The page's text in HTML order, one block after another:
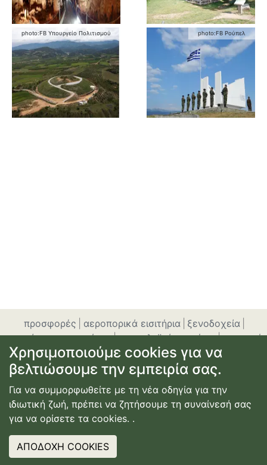
photo:FB Υπουργείο Πολιτισμού photo:FB Ρούπελ
προσφορές αεροπορικά εισιτήρια ξενοδοχεία
ενοικίαση αυτοκινήτου|ακτοπλοϊκά εισιτήρια|εγγραφή
ή σύνδεση|επικοινωνία|όροι χρήσης| πολιτική
απορρήτου
© Copyright
2026
Κατασκευή Ιστοσελίδας
Webdimension
Χρησιμοποιούμε cookies για να
βελτιώσουμε την εμπειρία σας.
Για να συμμορφωθείτε με τη νέα οδηγία για την
ιδιωτική ζωή, πρέπει να ζητήσουμε τη συναίνεσή σας
για να ορίσετε τα cookies. .
ΑΠΟΔΟΧΗ COOKIES